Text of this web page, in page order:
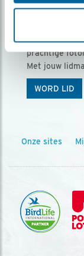
Ontvang
Vogels is het
prachtige
Met jouw
WORD LID
Onze sites